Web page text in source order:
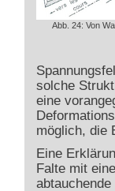
Abb. 24: Von
solche
eine
möglich, die
Eine
Falte mit